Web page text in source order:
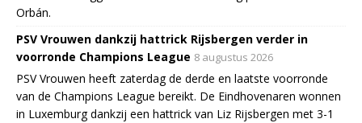
Orbán.
PSV Vrouwen dankzij hattrick Rijsbergen verder in
voorronde Champions League 8 augustus 2026
PSV Vrouwen heeft zaterdag de derde en laatste voorronde
van de Champions League bereikt. De Eindhovenaren wonnen
in Luxemburg dankzij een hattrick van Liz Rijsbergen met 3-1